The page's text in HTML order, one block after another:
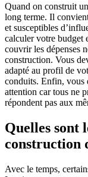
Quand on construit
long terme. Il
et susceptibles
calculer votre budget
couvrir les dépenses
construction. Vous
adapté au profil de
conduits. Enfin, vous
attention car tous ne
répondent pas aux
Quelles sont
construction
Avec le temps,